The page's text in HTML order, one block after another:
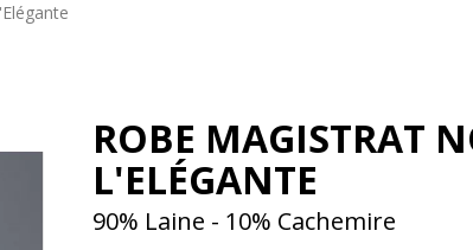
ROBE MAGISTRAT
L'ELÉGANTE
90% Laine - 10% Cachemire